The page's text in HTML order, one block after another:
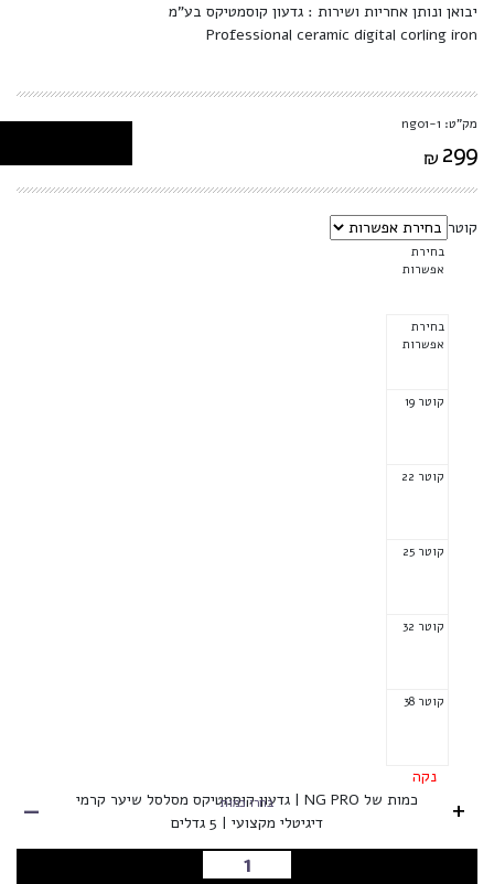
יבואן ונותן אחריות ושירות : גדעון קוסמטיקס בע"מ
Professional ceramic digital corling iron
מק"ט: ng01-1
₪ 299
קוטר
בחירת
אפשרות
בחירת
אפשרות
קוטר 19
קוטר 22
קוטר 25
קוטר 32
קוטר 38
נקה
+
כמות של NG PRO | גדעון קוסמטיקס מסלסל שיער קרמי
דיגיטלי מקצועי | 5 גדלים
בחרו כמות -
הוספה לסל